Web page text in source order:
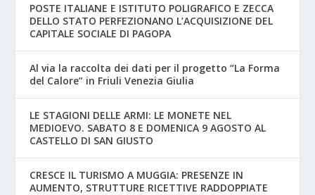
POSTE ITALIANE E ISTITUTO POLIGRAFICO E ZECCA
DELLO STATO PERFEZIONANO L’ACQUISIZIONE DEL
CAPITALE SOCIALE DI PAGOPA
Al via la raccolta dei dati per il progetto “La Forma
del Calore” in Friuli Venezia Giulia
LE STAGIONI DELLE ARMI: LE MONETE NEL
MEDIOEVO. SABATO 8 E DOMENICA 9 AGOSTO AL
CASTELLO DI SAN GIUSTO
CRESCE IL TURISMO A MUGGIA: PRESENZE IN
AUMENTO, STRUTTURE RICETTIVE RADDOPPIATE